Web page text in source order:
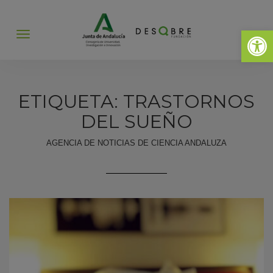
Abrir
Abrir
ETIQUETA: TRASTORNOS
DEL SUEÑO
AGENCIA DE NOTICIAS DE CIENCIA ANDALUZA